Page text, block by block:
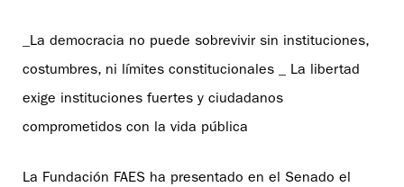
_La democracia no puede sobrevivir sin instituciones,
costumbres, ni límites constitucionales _ La libertad
exige instituciones fuertes y ciudadanos
comprometidos con la vida pública
La Fundación FAES ha presentado en el Senado el